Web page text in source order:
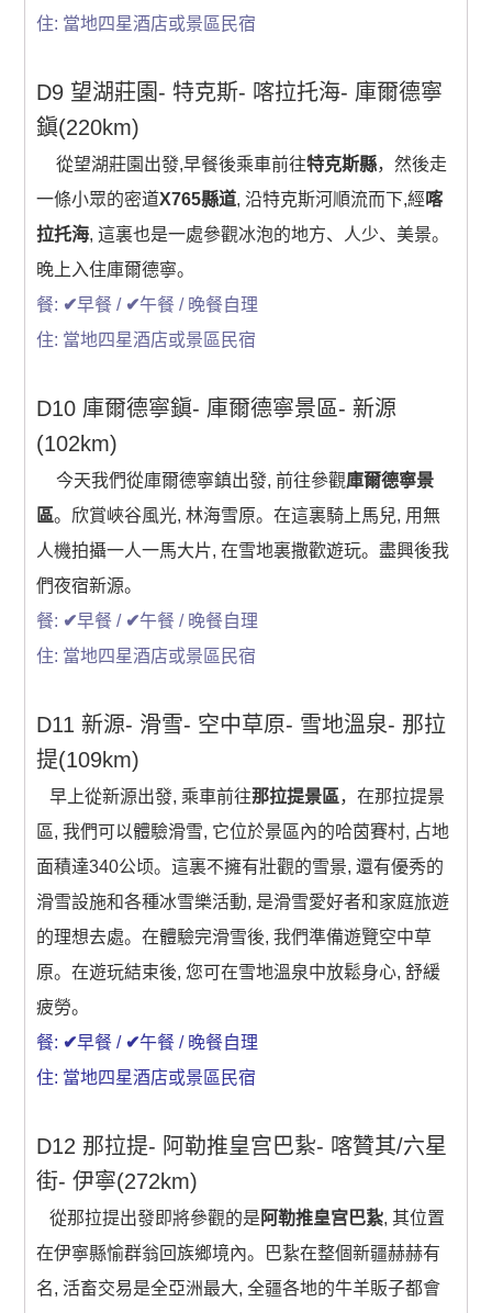
住: 當地四星酒店或景區民宿
D9 望湖莊園- 特克斯- 喀拉托海- 庫爾德寧
鎭(220km)
從望湖莊園出發,早餐後乘車前往特克斯縣，然後走
一條小眾的密道X765縣道, 沿特克斯河順流而下,經 喀
拉托海, 這裏也是一處參觀冰泡的地方、人少、美景。
晚上入住庫爾德寧。
餐: ✔早餐 / ✔午餐 / 晚餐自理
住: 當地四星酒店或景區民宿
D10 庫爾德寧鎭- 庫爾德寧景區- 新源
(102km)
今天我們從庫爾德寧鎮出發, 前往參觀庫爾德寧景
區。欣賞峽谷風光, 林海雪原。在這裏騎上馬兒, 用無
人機拍攝一人一馬大片, 在雪地裏撒歡遊玩。盡興後我
們夜宿新源。
餐: ✔早餐 / ✔午餐 / 晚餐自理
住: 當地四星酒店或景區民宿
D11 新源- 滑雪- 空中草原- 雪地溫泉- 那拉
提(109km)
早上從新源出發, 乘車前往那拉提景區，在那拉提景
區, 我們可以體驗滑雪, 它位於景區內的哈茵賽村, 占地
面積達340公顷。這裏不擁有壯觀的雪景, 還有優秀的
滑雪設施和各種冰雪樂活動, 是滑雪愛好者和家庭旅遊
的理想去處。在體驗完滑雪後, 我們準備遊覽空中草
原。在遊玩結束後, 您可在雪地溫泉中放鬆身心, 舒緩
疲勞。
餐: ✔早餐 / ✔午餐 / 晚餐自理
住: 當地四星酒店或景區民宿
D12 那拉提- 阿勒推皇宫巴紥- 喀贊其/六星
街- 伊寧(272km)
從那拉提出發即將參觀的是 阿勒推皇宫巴紥, 其位置
在伊寧縣愉群翁回族鄉境內。巴紥在整個新疆赫赫有
名, 活畜交易是全亞洲最大, 全疆各地的牛羊販子都會